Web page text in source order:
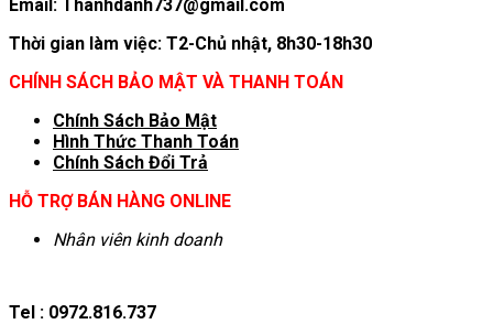
Email: Thanhdanh737@gmail.com
Thời gian làm việc: T2-Chủ nhật, 8h30-18h30
CHÍNH SÁCH BẢO MẬT VÀ THANH TOÁN
Chính Sách Bảo Mật
Hình Thức Thanh Toán
Chính Sách Đổi Trả
HỖ TRỢ BÁN HÀNG ONLINE
Nhân viên kinh doanh
Tel : 0972.816.737